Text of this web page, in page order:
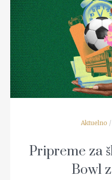
Aktuelno /
Pripreme za
Bowl